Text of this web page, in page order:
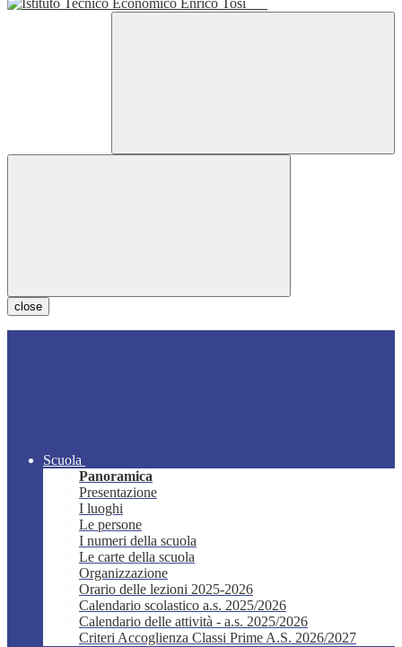
close
Scuola
Panoramica
Presentazione
I luoghi
Le persone
I numeri della scuola
Le carte della scuola
Organizzazione
Orario delle lezioni 2025-2026
Calendario scolastico a.s. 2025/2026
Calendario delle attività - a.s. 2025/2026
Criteri Accoglienza Classi Prime A.S. 2026/2027